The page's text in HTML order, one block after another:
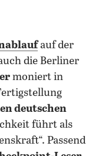
auf der
die Berliner
moniert in
deutschen
führt als
Passend